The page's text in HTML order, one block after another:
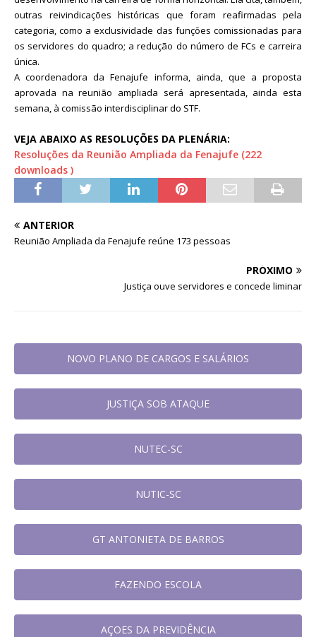
outras reivindicações históricas que foram reafirmadas pela
categoria, como a exclusividade das funções comissionadas para
os servidores do quadro; a redução do número de FCs e carreira
única.
A coordenadora da Fenajufe informa, ainda, que a proposta
aprovada na reunião ampliada será apresentada, ainda esta
semana, à comissão interdisciplinar do STF.
VEJA ABAIXO AS RESOLUÇÕES DA PLENÁRIA:
Resoluções da Reunião Ampliada da Fenajufe (222
downloads )
ANTERIOR
Reunião Ampliada da Fenajufe reúne 173 pessoas
PRÓXIMO
Justiça ouve servidores e concede liminar
NOVO PLANO DE CARGOS E SALÁRIOS
JUSTIÇA SOB ATAQUE
NUTEC-SC
NUTIC-SC
GT ANTONIETA DE BARROS
FAZENDO ESCOLA
AÇOES DA PREVIDÊNCIA